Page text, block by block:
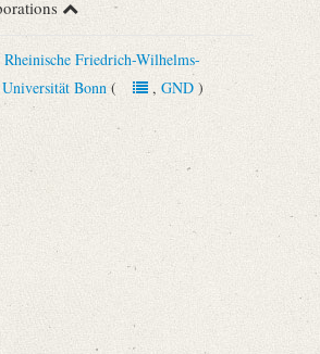
Rheinische Friedrich-Wilhelms-
Universität Bonn (, GND)